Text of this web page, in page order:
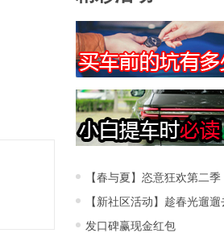
【春与夏】恣意狂欢第二季
【新社区活动】趁春光遛遛
发口碑赢现金红包